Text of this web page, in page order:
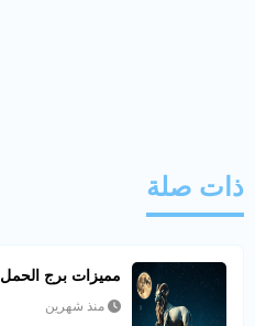
ذات صلة
مميزات برج
منذ شهرين